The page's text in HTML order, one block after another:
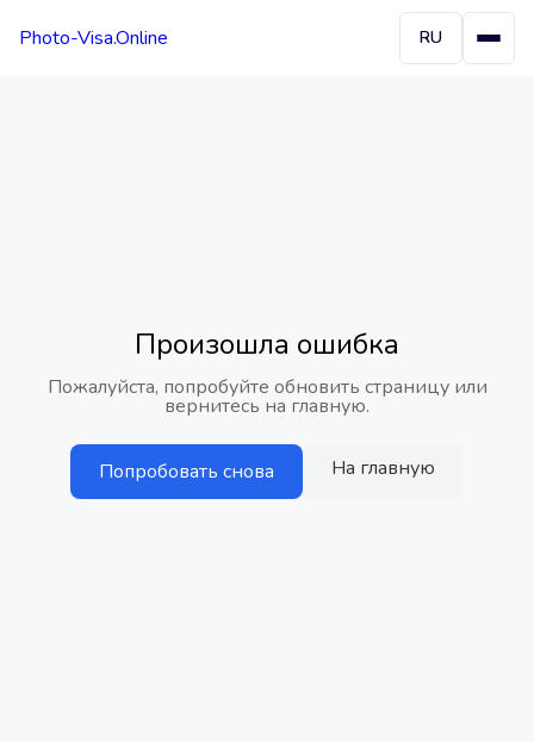
Photo-Visa.Online RU
Произошла ошибка
Пожалуйста, попробуйте обновить страницу или
вернитесь на главную.
Попробовать снова На главную